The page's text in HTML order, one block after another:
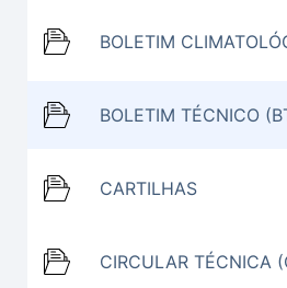
BOLETIM
BOLETIM TÉCNICO
CARTILHAS
CIRCULAR TÉCNICA